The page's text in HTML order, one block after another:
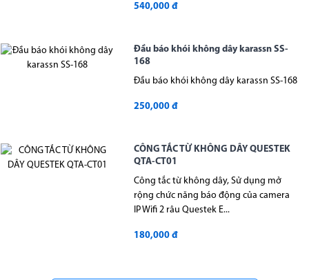
540,000 đ
Đầu báo khói không dây karassn SS-
168
Đầu báo khói không dây karassn SS-168
250,000 đ
CÔNG TẮC TỪ KHÔNG DÂY QUESTEK
QTA-CT01
Công tắc từ không dây, Sử dụng mở
rộng chức năng báo động của camera
IP Wifi 2 râu Questek E...
180,000 đ